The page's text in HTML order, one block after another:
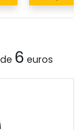
6 euros